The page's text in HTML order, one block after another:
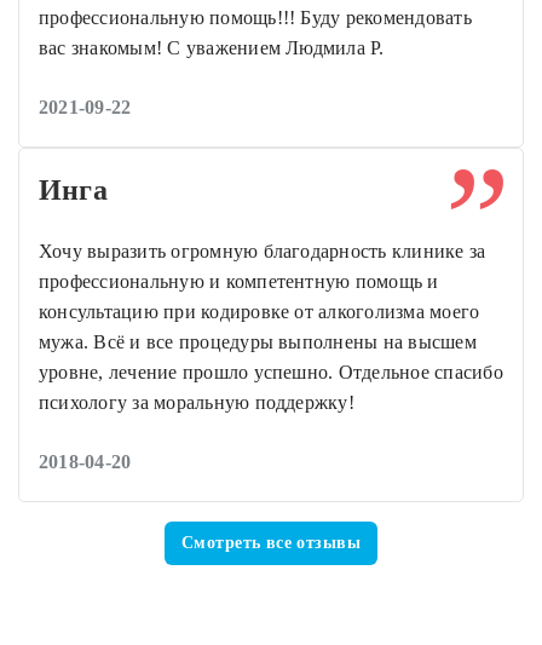
профессиональную помощь!!! Буду рекомендовать
вас знакомым! С уважением Людмила Р.
2021-09-22
Инга
Хочу выразить огромную благодарность клинике за
профессиональную и компетентную помощь и
консультацию при кодировке от алкоголизма моего
мужа. Всё и все процедуры выполнены на высшем
уровне, лечение прошло успешно. Отдельное спасибо
психологу за моральную поддержку!
2018-04-20
Смотреть все отзывы